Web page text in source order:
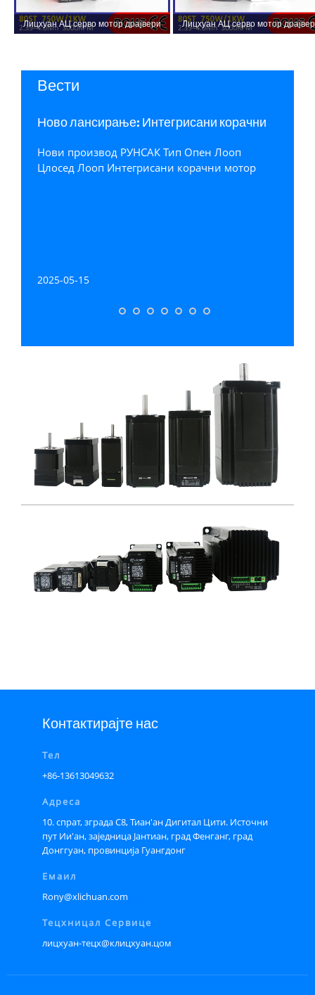
Лицхуан АЦ серво мотор драјвери
комплет А8 високе прецизности СТО
Лицхуан АЦ серво мотор
комплет А8 високе прецизности
Вести
Ново лансирање: Интегрисани корачни
ЛИЦХУАН РАНЦАС-а, Схензхен
Ксинлицхуан Елецтриц Цо., Лтд.
Нови производ РУНСАК Тип Опен Лооп
Цлосед Лооп Интегрисани корачни мотор
2025-05-15
Контактирајте нас
Тел
+86-13613049632
Адреса
10. спрат, зграда С8, Тиан'ан Дигитал Цити. Источни
пут Ии'ан, заједница Јантиан, град Фенганг, град
Донггуан, провинција Гуангдонг
Емаил
Rony@xlichuan.com
Тецхницал Сервице
лицхуан-тецх@клицхуан.цом